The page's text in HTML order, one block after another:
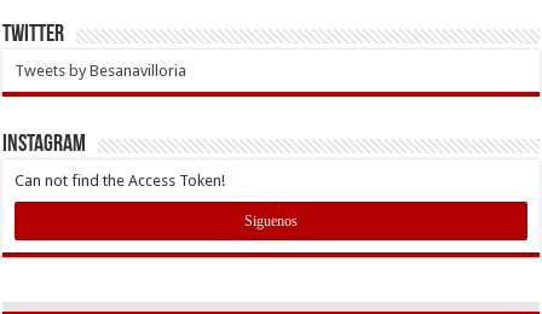
Twitter
Tweets by Besanavilloria
INSTAGRAM
Can not find the Access Token!
Siguenos